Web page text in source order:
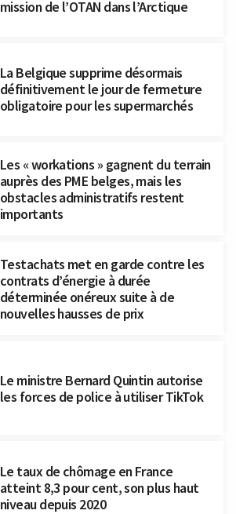
mission de l’OTAN dans l’Arctique
La Belgique supprime désormais
définitivement le jour de fermeture
obligatoire pour les supermarchés
Les « workations » gagnent du terrain
auprès des PME belges, mais les
obstacles administratifs restent
importants
Testachats met en garde contre les
contrats d’énergie à durée
déterminée onéreux suite à de
nouvelles hausses de prix
Le ministre Bernard Quintin autorise
les forces de police à utiliser TikTok
Le taux de chômage en France
atteint 8,3 pour cent, son plus haut
niveau depuis 2020